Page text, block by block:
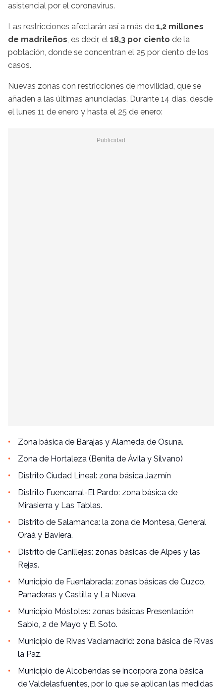
asistencial por el coronavirus.
Las restricciones afectarán así a más de 1,2 millones
de madrileños , es decir, el 18,3 por ciento de la
población, donde se concentran el 25 por ciento de los
casos.
Nuevas zonas con restricciones de movilidad, que se
añaden a las últimas anunciadas. Durante 14 días, desde
el lunes 11 de enero y hasta el 25 de enero:
Zona básica de Barajas y Alameda de Osuna.
Zona de Hortaleza (Benita de Ávila y Silvano)
Distrito Ciudad Lineal: zona básica Jazmín
Distrito Fuencarral-El Pardo: zona básica de
Mirasierra y Las Tablas.
Distrito de Salamanca: la zona de Montesa, General
Oraá y Baviera.
Distrito de Canillejas: zonas básicas de Alpes y las
Rejas.
Municipio de Fuenlabrada: zonas básicas de Cuzco,
Panaderas y Castilla y La Nueva.
Municipio Móstoles: zonas básicas Presentación
Sabio, 2 de Mayo y El Soto.
Municipio de Rivas Vaciamadrid: zona básica de Rivas
la Paz.
Municipio de Alcobendas se incorpora zona básica
de Valdelasfuentes, por lo que se aplican las medidas